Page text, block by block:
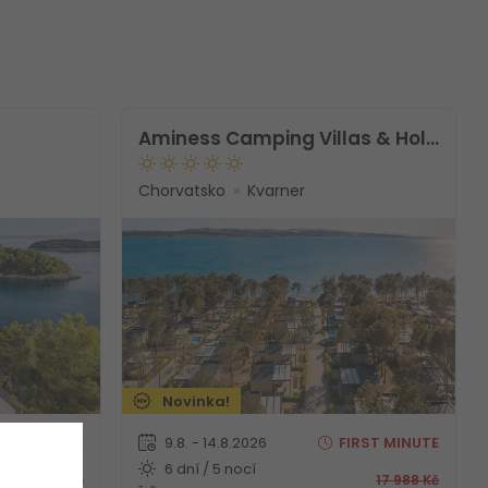
Kč
Aminess Camping Villas & Holiday Homes Avalona
Chorvatsko Kvarner
Novinka!
9.8. - 14.8.2026
6 dní / 5 nocí
FIRST MINUTE
17 988Kč